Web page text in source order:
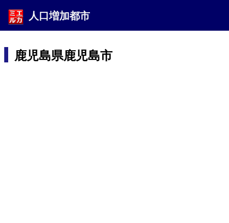
人口増加都市
鹿児島県鹿児島市